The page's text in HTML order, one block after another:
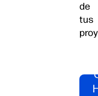
de
tus